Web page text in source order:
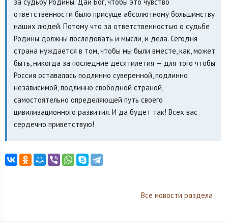
ответственности было присуще абсолютному большинству
наших людей. Потому что за ответственностью о судьбе
Родины должны последовать и мысли, и дела. Сегодня
страна нуждается в том, чтобы мы были вместе, как, может
быть, никогда за последние десятилетия — для того чтобы
Россия оставалась подлинно суверенной, подлинно
независимой, подлинно свободной страной,
самостоятельно определяющей путь своего
цивилизационного развития. И да будет так! Всех вас
сердечно приветствую!
Все новости раздела